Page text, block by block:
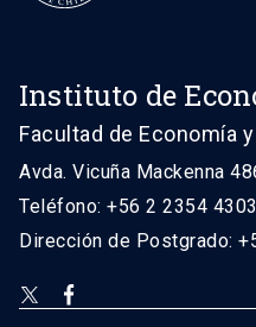
Instituto de
Facultad de Economía
Avda. Vicuña Mackenna
Teléfono: +56 2 2354 4303
Dirección de Postgrado: